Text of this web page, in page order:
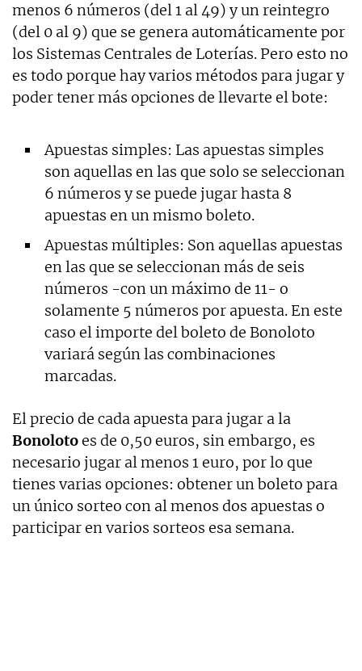
menos 6 números (del 1 al 49) y un reintegro
(del 0 al 9) que se genera automáticamente por
los Sistemas Centrales de Loterías. Pero esto no
es todo porque hay varios métodos para jugar y
poder tener más opciones de llevarte el bote:
Apuestas simples: Las apuestas simples
son aquellas en las que solo se seleccionan
6 números y se puede jugar hasta 8
apuestas en un mismo boleto.
Apuestas múltiples: Son aquellas apuestas
en las que se seleccionan más de seis
números -con un máximo de 11- o
solamente 5 números por apuesta. En este
caso el importe del boleto de Bonoloto
variará según las combinaciones
marcadas.
El precio de cada apuesta para jugar a la
Bonolotoes de 0,50 euros, sin embargo, es
necesario jugar al menos 1 euro, por lo que
tienes varias opciones: obtener un boleto para
un único sorteo con al menos dos apuestas o
participar en varios sorteos esa semana.